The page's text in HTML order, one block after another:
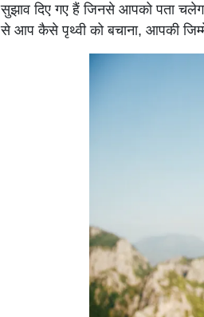
सुझाव दिए गए हैं जिनसे आपको पता
से आप कैसे पृथ्वी को बचाना, आपकी